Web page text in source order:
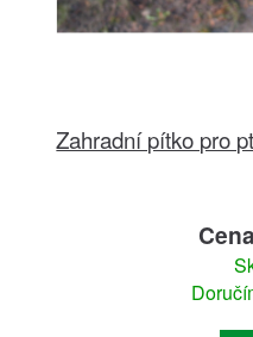
Zahradní pítko pro